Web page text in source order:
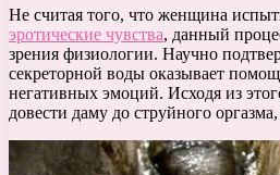
Не считая того, что женщина
эротические чувства, данный
зрения физиологии. Научно
секреторной воды оказывает
негативных эмоций. Исходя из
довести даму до струйного